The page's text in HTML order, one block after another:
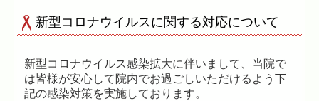
新型コロナ感染症と季節性インフルエンザの同時流行に
備えて
新型コロナウイルスに関する対応について
新型コロナウイルス感染拡大に伴いまして、当院で
は皆様が安心して院内でお過ごしいただけるよう下
記の感染対策を実施しております。